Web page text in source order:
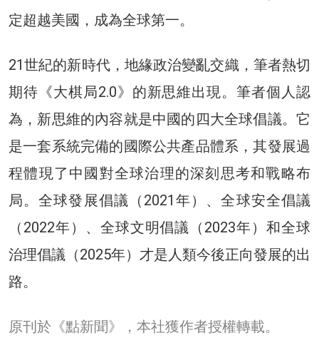
定超越美國，成為全球第一。
21世紀的新時代，地緣政治變亂交織，筆者熱切
期待《大棋局2.0》的新思維出現。筆者個人認
為，新思維的內容就是中國的四大全球倡議。它
是一套系統完備的國際公共產品體系，其發展過
程體現了中國對全球治理的深刻思考和戰略布
局。全球發展倡議（2021年）、全球安全倡議
（2022年）、全球文明倡議（2023年）和全球
治理倡議（2025年）才是人類今後正向發展的出
路。
原刊於《點新聞》，本社獲作者授權轉載。